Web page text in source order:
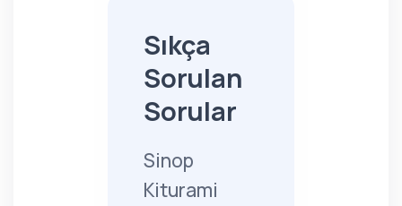
Sıkça
Sorulan
Sorular
Sinop
Kiturami